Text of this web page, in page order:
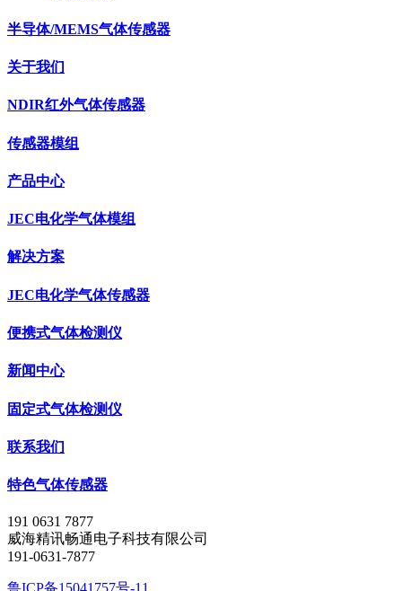
半导体/MEMS气体传感器
关于我们
NDIR红外气体传感器
传感器模组
产品中心
JEC电化学气体模组
解决方案
JEC电化学气体传感器
便携式气体检测仪
新闻中心
固定式气体检测仪
联系我们
特色气体传感器
191 0631 7877
威海精讯畅通电子科技有限公司
191-0631-7877